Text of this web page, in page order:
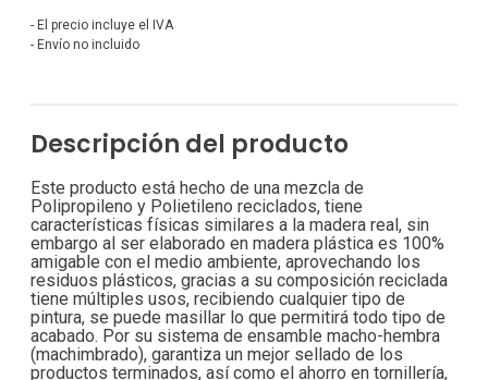
- El precio incluye el IVA
- Envío no incluido
Descripción del producto
Este producto está hecho de una mezcla de
Polipropileno y Polietileno reciclados, tiene
características físicas similares a la madera real, sin
embargo al ser elaborado en madera plástica es 100%
amigable con el medio ambiente, aprovechando los
residuos plásticos, gracias a su composición reciclada
tiene múltiples usos, recibiendo cualquier tipo de
pintura, se puede masillar lo que permitirá todo tipo de
acabado. Por su sistema de ensamble macho-hembra
(machimbrado), garantiza un mejor sellado de los
productos terminados, así como el ahorro en tornillería,